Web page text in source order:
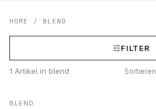
HOME / BLEND
FILTER
1 Artikel in blend Sortieren
BLEND